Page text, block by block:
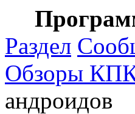
Раздел
Обзоры
андроидов